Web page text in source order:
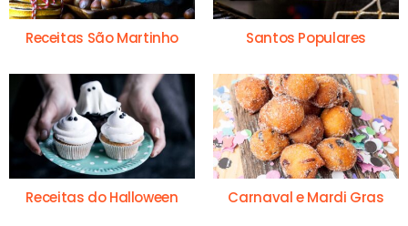
Receitas São Martinho Santos Populares
Receitas do Halloween Carnaval e Mardi Gras